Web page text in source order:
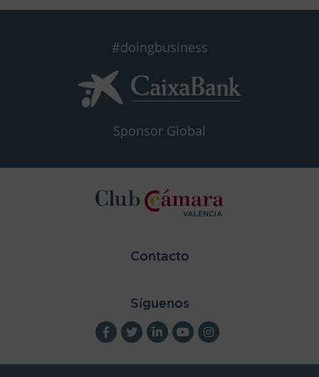
#doingbusiness
Sponsor Global
Contacto
Síguenos